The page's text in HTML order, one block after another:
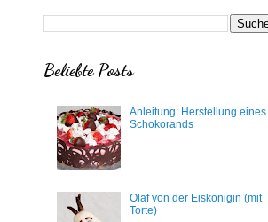
Beliebte Posts
Anleitung: Herstellung eines
Schokorands
Olaf von der Eiskönigin (mit
Torte)